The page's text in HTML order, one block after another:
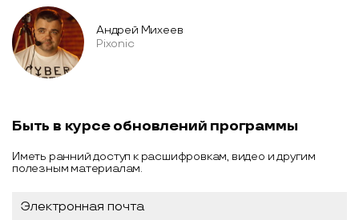
Андрей Михеев
Pixonic
Быть в курсе обновлений программы
Иметь ранний доступ к расшифровкам, видео и другим
полезным материалам.